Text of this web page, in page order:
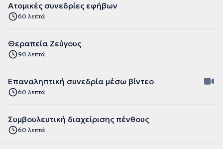
Ατομικές συνεδρίες εφήβων
60 λεπτά
Θεραπεία Ζεύγους
90 λεπτά
Επαναληπτική συνεδρία μέσω βίντεο
60 λεπτά
Συμβουλευτική διαχείρισης πένθους
60 λεπτά